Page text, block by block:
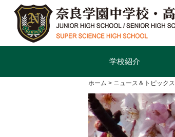
学校紹介
ホーム ニュース＆トピックス